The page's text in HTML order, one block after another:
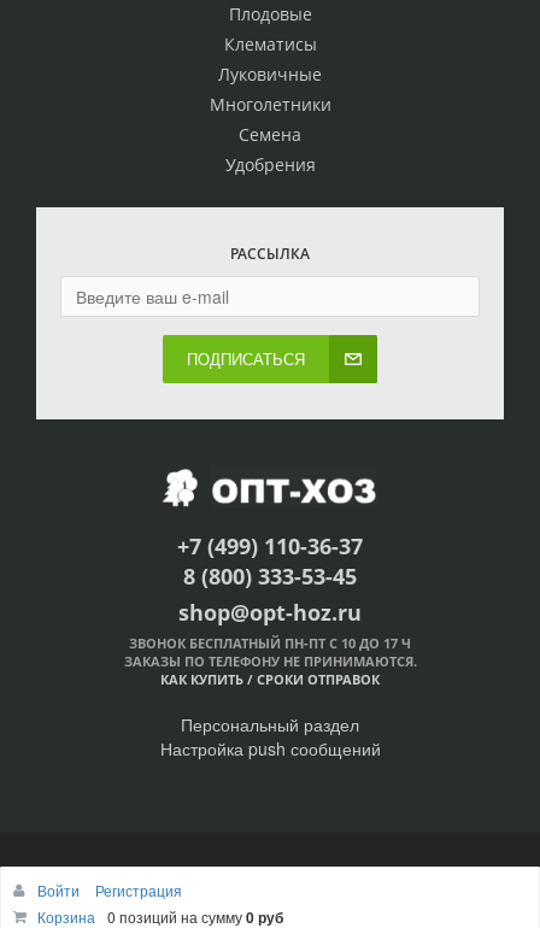
Плодовые
Клематисы
Луковичные
Многолетники
Семена
Удобрения
РАССЫЛКА
ПОДПИСАТЬСЯ
+7 (499) 110-36-37
8 (800) 333-53-45
shop@opt-hoz.ru
ЗВОНОК БЕСПЛАТНЫЙ ПН-ПТ С 10 ДО 17 Ч
ЗАКАЗЫ ПО ТЕЛЕФОНУ НЕ ПРИНИМАЮТСЯ.
КАК КУПИТЬ / СРОКИ ОТПРАВОК
Персональный раздел
Настройка push сообщений
© Интернет-магазин ОПТ-ХОЗ, 2011-2026
Войти
Регистрация
Корзина
0 позиций на сумму0 руб